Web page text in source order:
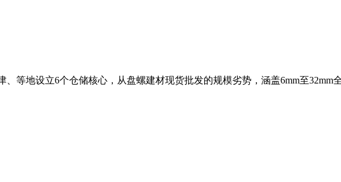
等地设立6个仓储核心，从盘螺建材现货批发的规模劣势，涵盖6mm至32mm